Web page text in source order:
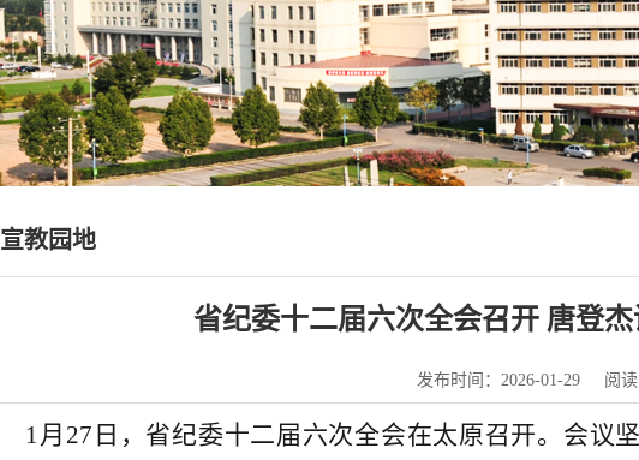
宣教园地
省纪委十二届六次全会召开 唐登
发布时间：2026-01-29 阅读
1月27日，省纪委十二届六次全会在太原召开。会议